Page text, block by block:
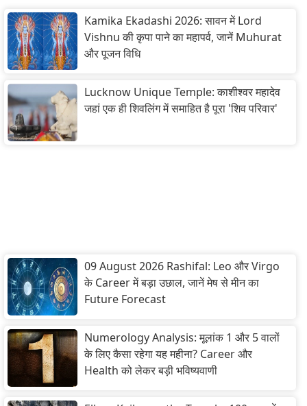
Kamika Ekadashi 2026: सावन में Lord
Vishnu की कृपा पाने का महापर्व, जानें Muhurat
और पूजन विधि
Lucknow Unique Temple: काशीश्वर महादेव
जहां एक ही शिवलिंग में समाहित है पूरा 'शिव परिवार'
09 August 2026 Rashifal: Leo और Virgo
के Career में बड़ा उछाल, जानें मेष से मीन का
Future Forecast
Numerology Analysis: मूलांक 1 और 5 वालों
के लिए कैसा रहेगा यह महीना? Career और
Health को लेकर बड़ी भविष्यवाणी